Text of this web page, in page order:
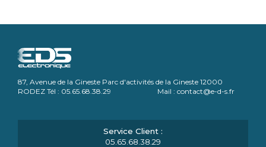
87, Avenue de la Gineste Parc d'activités de la Gineste 12000
RODEZ Tél : 05.65.68.38.29 Mail : contact@e-d-s.fr
05.65.68.38.29